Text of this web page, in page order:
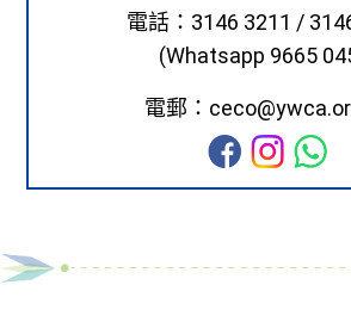
電話：3146 3211 /
(Whatsapp 9665
電郵：